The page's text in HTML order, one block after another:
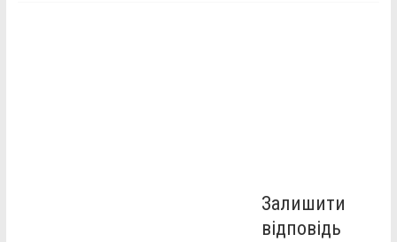
Залишити
відповідь